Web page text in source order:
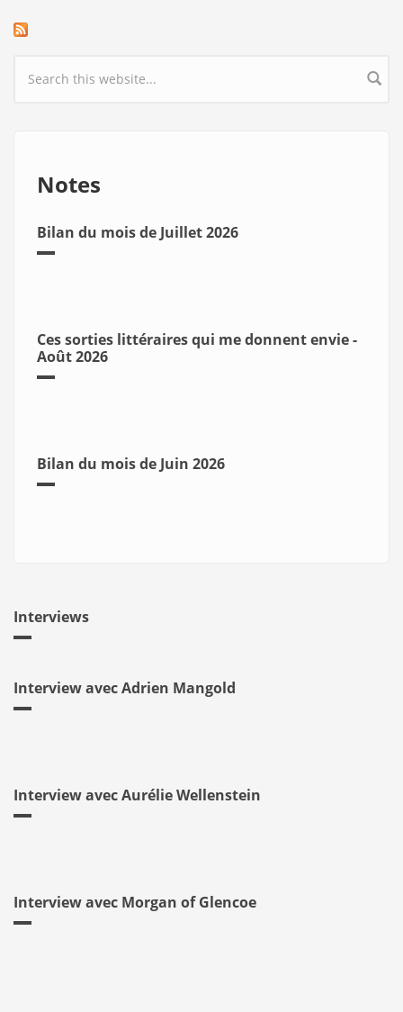
Search form
Notes
Bilan du mois de Juillet 2026
Ces sorties littéraires qui me donnent envie -
Août 2026
Bilan du mois de Juin 2026
Interviews
Interview avec Adrien Mangold
Interview avec Aurélie Wellenstein
Interview avec Morgan of Glencoe